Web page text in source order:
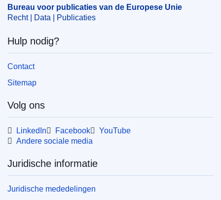
Bureau voor publicaties van de Europese Unie
Recht | Data | Publicaties
Hulp nodig?
Contact
Sitemap
Volg ons
LinkedIn Facebook
YouTube
Andere sociale media
Juridische informatie
Juridische mededelingen